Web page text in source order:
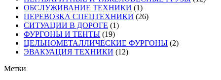
ОБСЛУЖИВАНИЕ ТЕХНИКИ (1)
ПЕРЕВОЗКА СПЕЦТЕХНИКИ (26)
СИТУАЦИИ В ДОРОГЕ (1)
ФУРГОНЫ И ТЕНТЫ (19)
ЦЕЛЬНОМЕТАЛЛИЧЕСКИЕ ФУРГОНЫ (2)
ЭВАКУАЦИЯ ТЕХНИКИ (12)
Метки